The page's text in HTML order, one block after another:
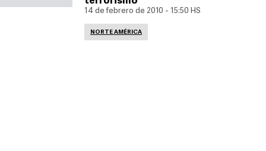
14 de febrero de 2010 - 15:50 HS
NORTE AMÉRICA